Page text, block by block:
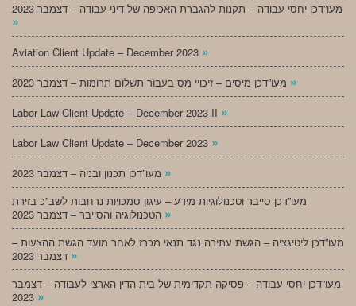
מעו”דכן יחסי עבודה – תקנות להגברת האכיפה של דיני עבודה – דצמבר 2023
»
Aviation Client Update – December 2023 »
»
Labor Law Client Update – December 2023 II »
Labor Law Client Update – December 2023 »
»
מעו”דכן סייבר וטכנולוגיות מידע – עיגון סמכויות נרחבות לשב”כ בזירת
»
מעו”דכן ליטיגציה – הגשת עתירה נגד תנאי מכרז לאחר מועד הגשת ההצעות –
»
מעו”דכן יחסי עבודה – פסיקה תקדימית של בית הדין הארצי לעבודה – דצמבר
»